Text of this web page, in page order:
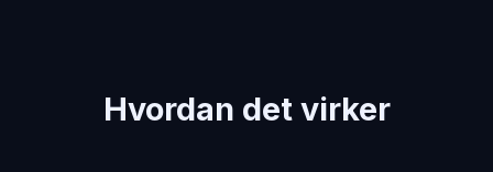
Hvordan det virker